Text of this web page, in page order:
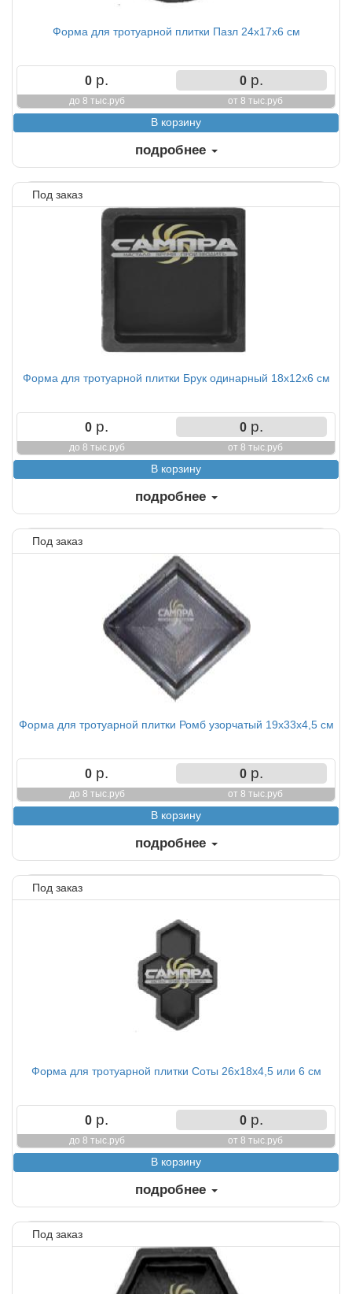
Форма для тротуарной плитки Пазл 24х17х6 см
0 р.
до 8 тыс.руб
0р.
от 8 тыс.руб
подробнее
Под заказ
Форма для тротуарной плитки Брук одинарный 18х12х6 см
0 р.
до 8 тыс.руб
0р.
от 8 тыс.руб
подробнее
Под заказ
Форма для тротуарной плитки Ромб узорчатый 19х33х4,5 см
0 р.
до 8 тыс.руб
0р.
от 8 тыс.руб
подробнее
Под заказ
Форма для тротуарной плитки Соты 26х18х4,5 или 6 см
0 р.
до 8 тыс.руб
0р.
от 8 тыс.руб
подробнее
Под заказ